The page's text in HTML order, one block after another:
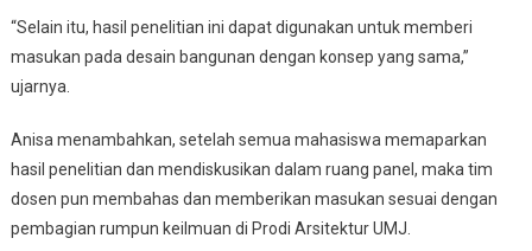
“Selain itu, hasil penelitian ini dapat digunakan untuk memberi
masukan pada desain bangunan dengan konsep yang sama,”
ujarnya.
Anisa menambahkan, setelah semua mahasiswa memaparkan
hasil penelitian dan mendiskusikan dalam ruang panel, maka tim
dosen pun membahas dan memberikan masukan sesuai dengan
pembagian rumpun keilmuan di Prodi Arsitektur UMJ.